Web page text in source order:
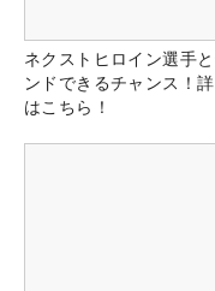
ネクストヒロイン選手
ンドできるチャンス！詳
はこちら！